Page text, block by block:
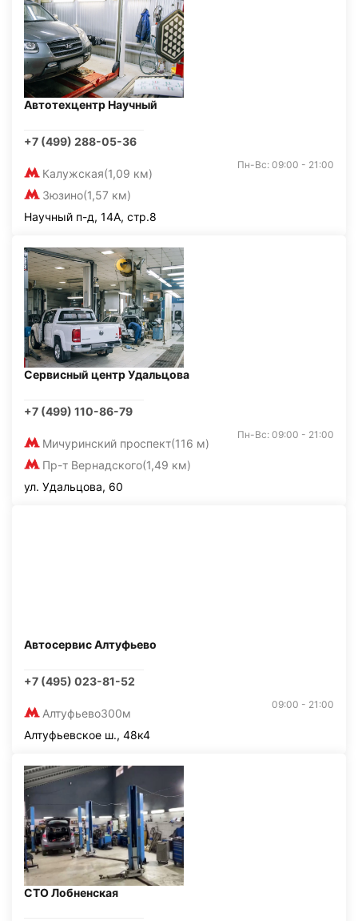
Автотехцентр Научный
+7 (499) 288-05-36
Калужская(1,09 км)
Зюзино(1,57 км)
Пн-Вс: 09:00 - 21:00
Научный п-д, 14А, стр.8
Сервисный центр Удальцова
+7 (499) 110-86-79
Мичуринский проспект(116 м)
Пр-т Вернадского(1,49 км)
Пн-Вс: 09:00 - 21:00
ул. Удальцова, 60
Автосервис Алтуфьево
+7 (495) 023-81-52
Алтуфьево300м
09:00 - 21:00
Алтуфьевское ш., 48к4
СТО Лобненская